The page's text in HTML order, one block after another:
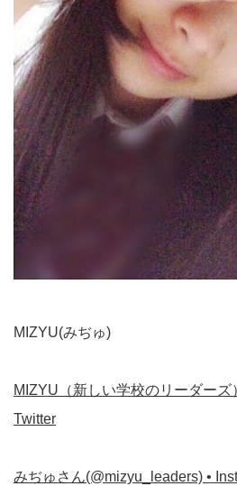
MIZYU(みぢゅ)
MIZYU（新しい学校のリーダーズ
Twitter
みぢゅさん(@mizyu_leaders) •